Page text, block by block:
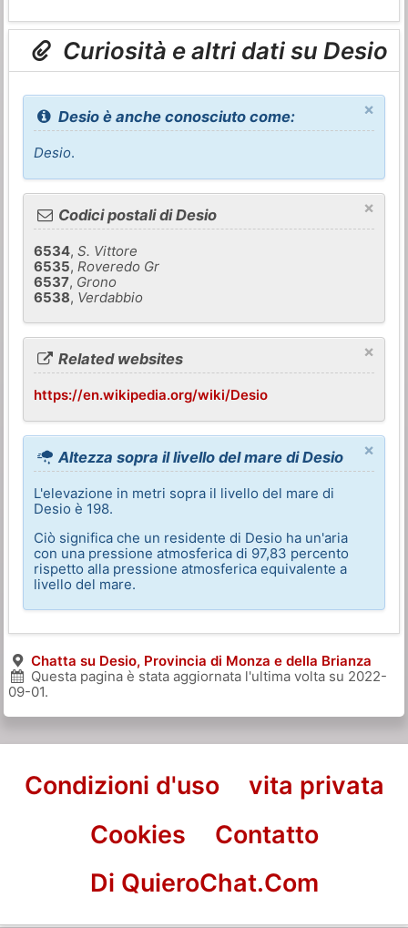
Curiosità e altri dati su Desio
×
Desio è anche conosciuto come:
Desio.
×
Codici postali di Desio
6534,S. Vittore
6535, Roveredo Gr
6537, Grono
6538, Verdabbio
×
Related websites
https://en.wikipedia.org/wiki/Desio
×
Altezza sopra il livello del mare di Desio
L'elevazione in metri sopra il livello del mare di
Desio è 198.
Ciò significa che un residente di Desio ha un'aria
con una pressione atmosferica di 97,83 percento
rispetto alla pressione atmosferica equivalente a
livello del mare.
Chatta su Desio, Provincia di Monza e della Brianza
Questa pagina è stata aggiornata l'ultima volta su 2022-
09-01.
Condizioni d'uso
vita privata
Cookies
Contatto
Di QuieroChat.Com